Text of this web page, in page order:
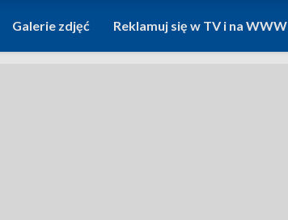
Galerie zdjęć Reklamuj się w TV i na WWW